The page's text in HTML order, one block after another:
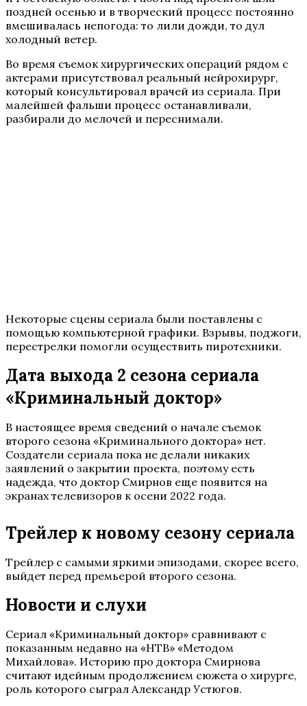
поздней осенью и в творческий процесс постоянно
вмешивалась непогода: то лили дожди, то дул
холодный ветер.
Во время съемок хирургических операций рядом с
актерами присутствовал реальный нейрохирург,
который консультировал врачей из сериала. При
малейшей фальши процесс останавливали,
разбирали до мелочей и переснимали.
Некоторые сцены сериала были поставлены с
помощью компьютерной графики. Взрывы, поджоги,
перестрелки помогли осуществить пиротехники.
Дата выхода 2 сезона сериала
«Криминальный доктор»
В настоящее время сведений о начале съемок
второго сезона «Криминального доктора» нет.
Создатели сериала пока не делали никаких
заявлений о закрытии проекта, поэтому есть
надежда, что доктор Смирнов еще появится на
экранах телевизоров к осени 2022 года.
Трейлер к новому сезону сериала
Трейлер с самыми яркими эпизодами, скорее всего,
выйдет перед премьерой второго сезона.
Новости и слухи
Сериал «Криминальный доктор» сравнивают с
показанным недавно на «НТВ» «Методом
Михайлова». Историю про доктора Смирнова
считают идейным продолжением сюжета о хирурге,
роль которого сыграл Александр Устюгов.